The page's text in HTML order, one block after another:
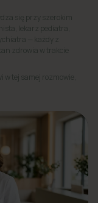
się przy szerokim
lekarz pediatra,
— każdy z
zdrowia w trakcie
w tej samej rozmowie,